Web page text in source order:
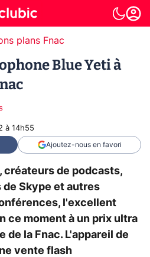
plans Fnac
Blue Yeti à
à 14h55
Ajoutez-nous en favori
créateurs de podcasts,
Skype et autres
l'excellent
ce moment à un prix ultra
de la Fnac. L'appareil de
vente flash